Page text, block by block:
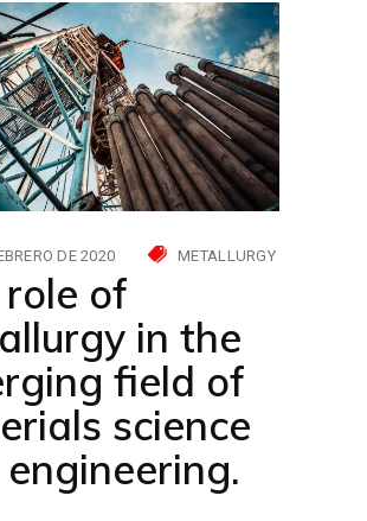
DE 2020 METALLURGY
of
in the
field of
science